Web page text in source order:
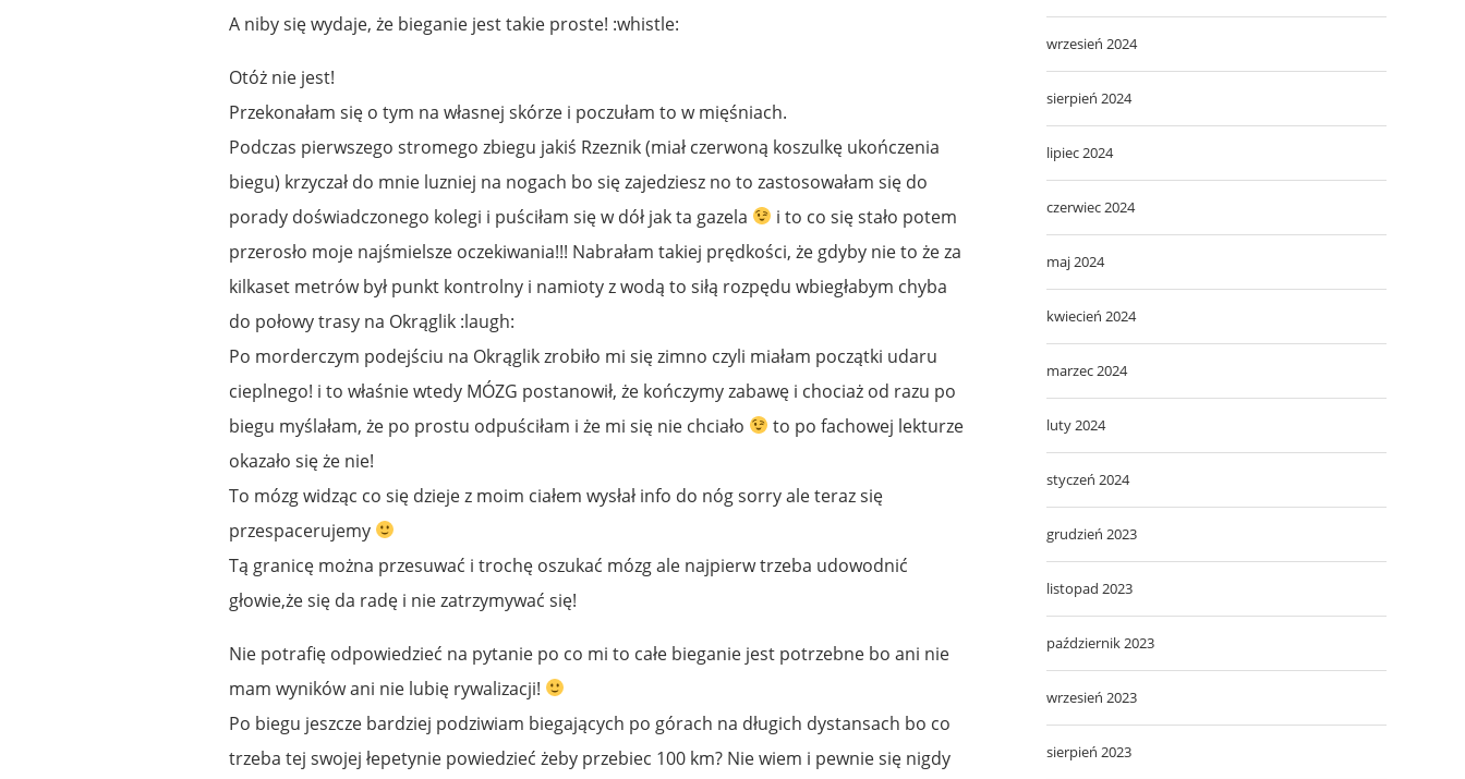
A niby się wydaje, że bieganie jest takie proste! :whistle:
Otóż nie jest!
Przekonałam się o tym na własnej skórze i poczułam to w mięśniach.
Podczas pierwszego stromego zbiegu jakiś Rzeznik (miał czerwoną koszulkę ukończenia
biegu) krzyczał do mnie luzniej na nogach bo się zajedziesz no to zastosowałam się do
porady doświadczonego kolegi i puściłam się w dół jak ta gazela
i to co się stało potem
przerosło moje najśmielsze oczekiwania!!! Nabrałam takiej prędkości, że gdyby nie to że za
kilkaset metrów był punkt kontrolny i namioty z wodą to siłą rozpędu wbiegłabym chyba
do połowy trasy na Okrąglik :laugh:
Po morderczym podejściu na Okrąglik zrobiło mi się zimno czyli miałam początki udaru
cieplnego! i to właśnie wtedy MÓZG postanowił, że kończymy zabawę i chociaż od razu po
biegu myślałam, że po prostu odpuściłam i że mi się nie chciało
to po fachowej lekturze
okazało się że nie!
To mózg widząc co się dzieje z moim ciałem wysłał info do nóg sorry ale teraz się
przespacerujemy
Tą granicę można przesuwać i trochę oszukać mózg ale najpierw trzeba udowodnić
głowie,że się da radę i nie zatrzymywać się!
Nie potrafię odpowiedzieć na pytanie po co mi to całe bieganie jest potrzebne bo ani nie
mam wyników ani nie lubię rywalizacji!
Po biegu jeszcze bardziej podziwiam biegających po górach na długich dystansach bo co
trzeba tej swojej łepetynie powiedzieć żeby przebiec 100 km? Nie wiem i pewnie się nigdy
wrzesień 2024
sierpień 2024
lipiec 2024
czerwiec 2024
maj 2024
kwiecień 2024
marzec 2024
luty 2024
styczeń 2024
grudzień 2023
listopad 2023
październik 2023
wrzesień 2023
sierpień 2023